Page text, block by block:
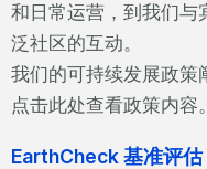
和日常运营，到我们与
泛社区的互动。
我们的可持续发展政策
点击此处查看政策内容。
EarthCheck 基准评估